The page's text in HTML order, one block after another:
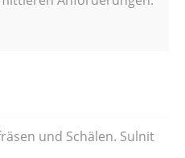
und Schälen. Sulnit